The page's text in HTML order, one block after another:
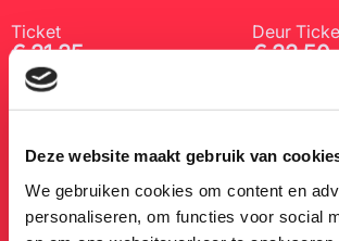
Deze website maakt gebruik van
We gebruiken cookies om content en
personaliseren, om functies voor social
Ticket
€ 31,35
Deur
€ 33,50
incl. 1 extra bezoeker
€ 31,35
Grolsch